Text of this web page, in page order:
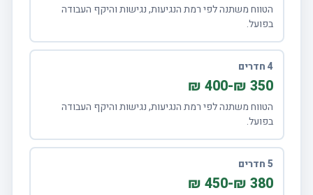
הטווח משתנה לפי רמת הנגיעות, נגישות והיקף העבודה
בפועל.
4 חדרים
350 ₪-400 ₪
הטווח משתנה לפי רמת הנגיעות, נגישות והיקף העבודה
בפועל.
5 חדרים
380 ₪-450 ₪